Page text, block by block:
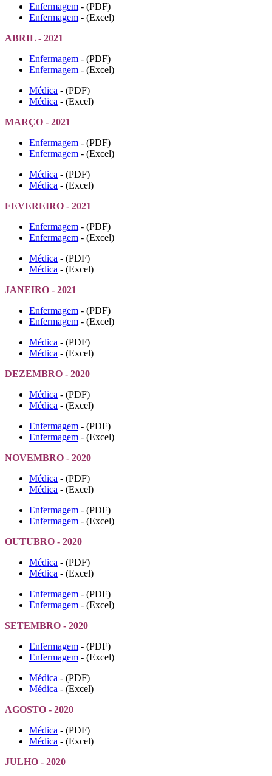
Enfermagem - (PDF)
Enfermagem - (Excel)
ABRIL - 2021
Enfermagem - (PDF)
Enfermagem - (Excel)
Médica - (PDF)
Médica - (Excel)
MARÇO - 2021
Enfermagem - (PDF)
Enfermagem - (Excel)
Médica - (PDF)
Médica - (Excel)
FEVEREIRO - 2021
Enfermagem - (PDF)
Enfermagem - (Excel)
Médica - (PDF)
Médica - (Excel)
JANEIRO - 2021
Enfermagem - (PDF)
Enfermagem - (Excel)
Médica - (PDF)
Médica - (Excel)
DEZEMBRO - 2020
Médica - (PDF)
Médica - (Excel)
Enfermagem - (PDF)
Enfermagem - (Excel)
NOVEMBRO - 2020
Médica - (PDF)
Médica - (Excel)
Enfermagem - (PDF)
Enfermagem - (Excel)
OUTUBRO - 2020
Médica - (PDF)
Médica - (Excel)
Enfermagem - (PDF)
Enfermagem - (Excel)
SETEMBRO - 2020
Enfermagem - (PDF)
Enfermagem - (Excel)
Médica - (PDF)
Médica - (Excel)
AGOSTO - 2020
Médica - (PDF)
Médica - (Excel)
JULHO - 2020